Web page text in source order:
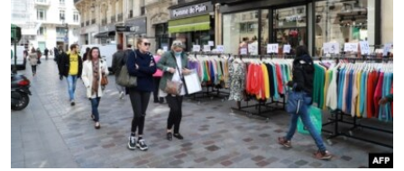
ရန်
ပင်မ
အ
ညွန်း
စာမျက်နှာ
ကျော်
မကြေးမုံရဲ့ အင်္ဂလိပ်စာ
ရုပ်ရှင်ထဲက အင်္ဂလိပ်စာ
သုတပဒေသာ အင်္ဂလိပ်စာ
ရေဒီယို
တီဗွီ
ရေဒီယိုနှင့်ရုပ်သံ အချက်အလက်များ
ရေဒီယို/တီဗွီအစီအစဉ်
Learning English
ဗွီအိုအေ လူမှုကွန်ယက်များ